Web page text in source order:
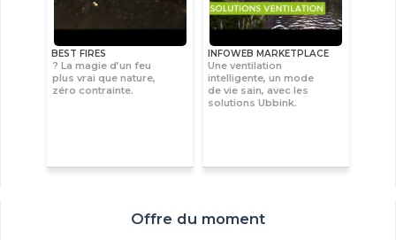
BEST FIRES
? La magie d’un feu
plus vrai que nature,
zéro contrainte.
INFOWEB MARKETPLACE
Une ventilation
intelligente, un mode
de vie sain, avec les
solutions Ubbink.
Offre du moment